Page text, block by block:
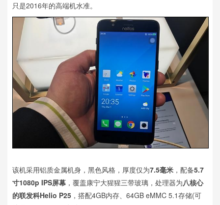
只是2016年的高端机水准。
该机采用铝质金属机身，黑色风格，厚度仅为7.5毫米 ，配备5.7
寸1080p IPS屏幕 ，覆盖康宁大猩猩三带玻璃，处理器为八核心
的联发科Helio P25 ，搭配4GB内存、64GB eMMC 5.1存储(可